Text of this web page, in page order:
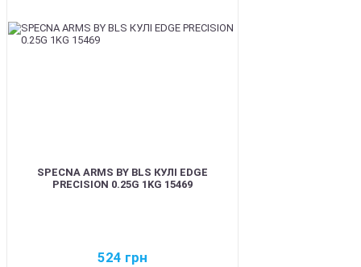
SPECNA ARMS BY BLS КУЛІ EDGE
PRECISION 0.25G 1KG 15469
524 грн